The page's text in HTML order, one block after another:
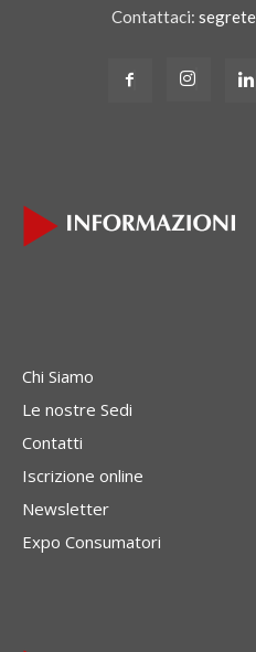
Contattaci:
Chi Siamo
Le nostre Sedi
Contatti
Iscrizione online
Newsletter
Expo Consumatori